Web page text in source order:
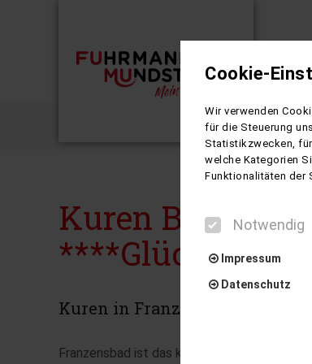
Kuren
****Glückshotel,
Kuren in Franzensbad,
Franzensbad ist das kleinste und ruhigste
Cookie-
Wir verwenden
für die Steuerung
Statistikzwecken,
welche Kategorien
Funktionalitäten der
Notwendig
Impressum
Datenschutz